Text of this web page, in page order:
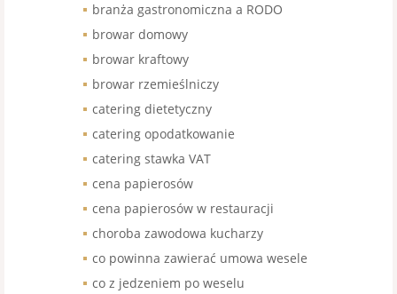
branża gastronomiczna a RODO
browar domowy
browar kraftowy
browar rzemieślniczy
catering dietetyczny
catering opodatkowanie
catering stawka VAT
cena papierosów
cena papierosów w restauracji
choroba zawodowa kucharzy
co powinna zawierać umowa wesele
co z jedzeniem po weselu